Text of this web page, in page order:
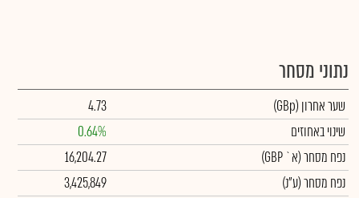
נתוני מסחר
שער אחרון (GBp)
4.73
שינוי באחוזים
0.64%
נפח מסחר(א` GBP)
16,204.27
נפח מסחר(ע"נ)
3,425,849